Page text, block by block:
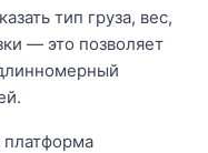
тип груза, вес,
— это позволяет
платформа